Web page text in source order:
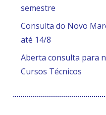
semestre
Consulta do Novo
até 14/8
Aberta consulta para
Cursos Técnicos